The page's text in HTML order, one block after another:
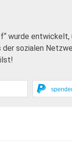
wurde entwickelt,
der sozialen